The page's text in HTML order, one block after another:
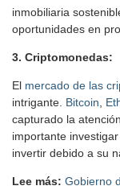
inmobiliaria
oportunidades en
3. Criptomonedas:
El mercado de las
intrigante. Bitcoin
capturado la
importante
invertir debido a su
Lee más: Gobierno